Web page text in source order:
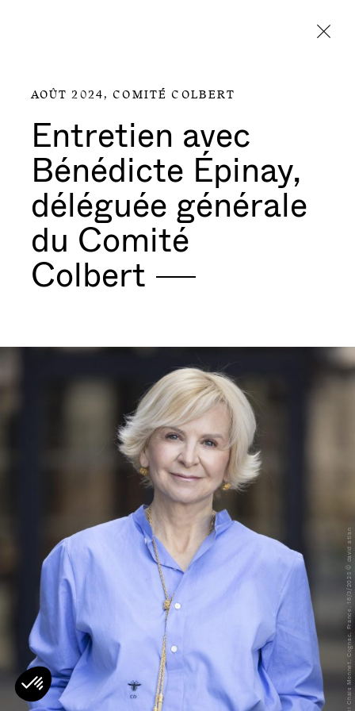
AOÛT 2024, COMITÉ COLBERT
Entretien avec
Bénédicte Épinay,
déléguée générale
du Comité
Colbert